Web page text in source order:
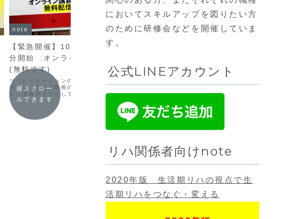
note
【緊急開催】10月5日14時30
分開始 オンライン講義ライブ
(無料です)
リハビリテーションの実践に必要な6つの
視点のシリーズ動画の「その5」をオンラ
イン講義ライブとして配信します
note
セラピストがすべきこと
てみた。ぜひ明日から実践してほしい。
横スクロー
ルできます
においてスキルアップを図りたい方
のために研修会などを開催していま
す。
公式LINEアカウント
リハ関係者向けnote
2020年版 生活期リハの視点で生
活期リハをつなぐ・変える